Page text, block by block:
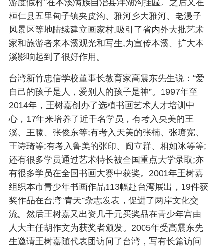
游度假村”在本溪满族自治县洋湖沟挂匾。之后又在
桓仁县五里甸子镇夹皮沟、雅河乡大雅河、老漫子
风景区等地陆续建立画家村,吸引了省内外大批艺术
家和旅游者来本溪观光和写生,为宣传本溪、扩大本
溪影响起到了很好作用。
台湾新竹忠信学校董事长教育家高震东先生说：“爱
自己的孩子是人，爱别人的孩子是神”。1997年至
2014年，王树嘉创办了选植书画艺术人才培训中
心，17年来培养了近千名学员，有考入央美的王
溪、王滕、张俊东等;有考入天美的张楠、张瑭宽、
王诗琦等;有考入鲁美的张印、阎立群、相如冰等等;
还有很多学员通过艺术特长被全国重点大学录取;亦
有很多学员在全国书画大赛中获奖。2001年王树嘉
组织本市青少年书画作品113幅赴台湾展出，19件获
奖作品在台湾“青天”杂志发表，促进了两岸文化交
流。然后王树嘉又出资几千元买奖品在青少年宫由
人大主任胡作文为获奖者颁发。2005年受高震东先
生邀请王树嘉随代表团访问了台湾，写有长篇访问